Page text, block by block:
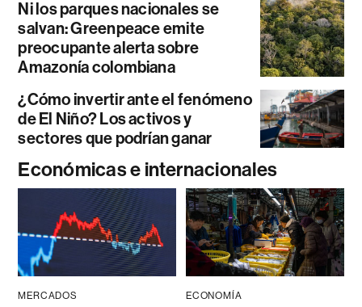
Ni los parques nacionales se
salvan: Greenpeace emite
preocupante alerta sobre
Amazonía colombiana
¿Cómo invertir ante el fenómeno
de El Niño? Los activos y
sectores que podrían ganar
Económicas e internacionales
MERCADOS ECONOMÍA